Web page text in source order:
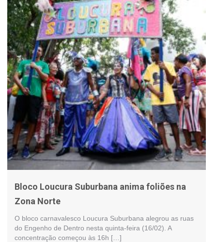
Bloco Loucura Suburbana anima foliões na
Zona Norte
O bloco carnavalesco Loucura Suburbana alegrou as ruas
do Engenho de Dentro nesta quinta-feira (16/02). A
concentração começou às 16h […]